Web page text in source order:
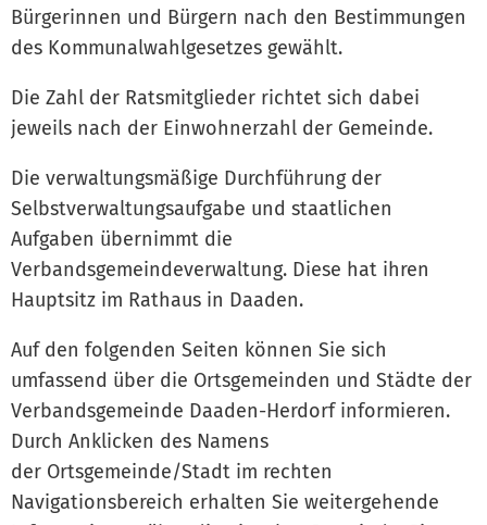
Bürgerinnen und Bürgern nach den Bestimmungen
des Kommunalwahlgesetzes gewählt.
Die Zahl der Ratsmitglieder richtet sich dabei
jeweils nach der Einwohnerzahl der Gemeinde.
Die verwaltungsmäßige Durchführung der
Selbstverwaltungsaufgabe und staatlichen
Aufgaben übernimmt die
Verbandsgemeindeverwaltung. Diese hat ihren
Hauptsitz im Rathaus in Daaden.
Auf den folgenden Seiten können Sie sich
umfassend über die Ortsgemeinden und Städte der
Verbandsgemeinde Daaden-Herdorf informieren.
Durch Anklicken des Namens
der Ortsgemeinde/Stadt im rechten
Navigationsbereich erhalten Sie weitergehende